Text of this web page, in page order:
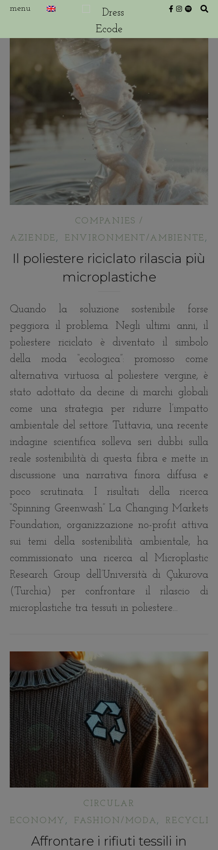
COMPANIES /
AZIENDE , ENVIRONMENT/AMBIENTE ,
Il poliestere riciclato rilascia più
microplastiche
Quando la soluzione sostenibile forse
peggiora il problema. Negli ultimi anni, il
poliestere riciclato è diventato il simbolo
della moda “ecologica”: promosso come
alternativa virtuosa al poliestere vergine, è
stato adottato da decine di marchi globali
come una strategia per ridurre l’impatto
ambientale del settore. Tuttavia, una recente
indagine scientifica solleva seri dubbi sulla
reale sostenibilità di questa fibra e mette in
discussione una narrativa finora diffusa e
poco scrutinata. I risultati della ricerca
“Spinning Greenwash” La Changing Markets
Foundation, organizzazione no-profit attiva
sui temi della sostenibilità ambientale, ha
commissionato una ricerca al Microplastic
Research Group dell’Università di Çukurova
(Turchia) per confrontare il rilascio di
microplastiche tra tessuti in poliestere…
CIRCULAR
ECONOMY , FASHION/MODA,
Affrontare i rifiuti tessili in